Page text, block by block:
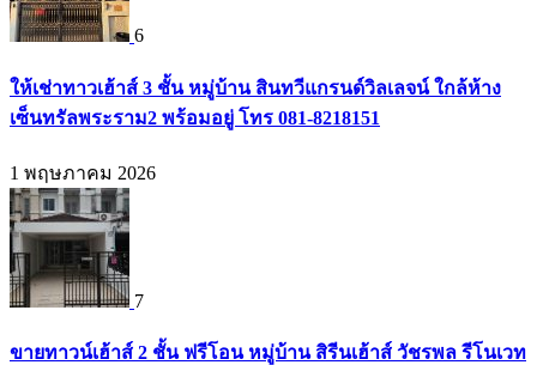
6
ให้เช่าทาวเฮ้าส์ 3 ชั้น หมู่บ้าน สินทวีแกรนด์วิลเลจน์ ใกล้ห้าง
เซ็นทรัลพระราม2 พร้อมอยู่ โทร 081-8218151
1 พฤษภาคม 2026
7
ขายทาวน์เฮ้าส์ 2 ชั้น ฟรีโอน หมู่บ้าน สิรีนเฮ้าส์ วัชรพล รีโนเวท